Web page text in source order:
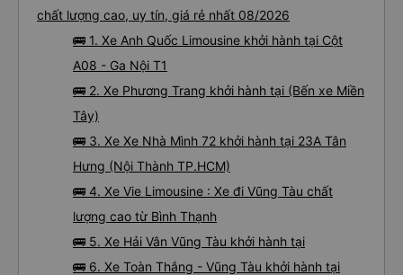
chất lượng cao, uy tín, giá rẻ nhất 08/2026
🚌 1. Xe Anh Quốc Limousine khởi hành tại Cột
A08 - Ga Nội T1
🚌 2. Xe Phương Trang khởi hành tại (Bến xe Miền
Tây)
🚌 3. Xe Xe Nhà Mình 72 khởi hành tại 23A Tân
Hưng (Nội Thành TP.HCM)
🚌 4. Xe Vie Limousine : Xe đi Vũng Tàu chất
lượng cao từ Bình Thạnh
🚌 5. Xe Hải Vân Vũng Tàu khởi hành tại
🚌 6. Xe Toàn Thắng - Vũng Tàu khởi hành tại